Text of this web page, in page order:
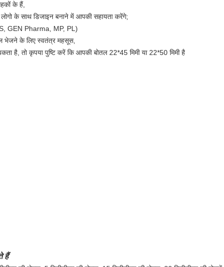
के हैं,
के साथ डिजाइन बनाने में आपकी सहायता करेंगे;
GEN Pharma, MP, PL)
भेजने के लिए स्वतंत्र महसूस,
है, तो कृपया पुष्टि करें कि आपकी बोतल 22*45 मिमी या 22*50 मिमी है
हैं